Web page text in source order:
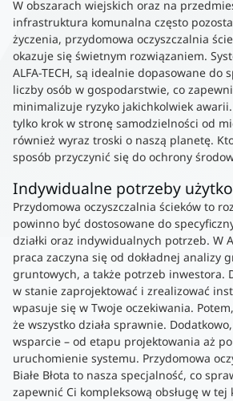
W obszarach wiejskich oraz na
infrastruktura komunalna często
życzenia, przydomowa oczyszczalnia
okazuje się świetnym rozwiązaniem.
ALFA-TECH, są idealnie dopasowane do
liczby osób w gospodarstwie, co
minimalizuje ryzyko jakichkolwiek
tylko krok w stronę samodzielności od
również wyraz troski o naszą planetę.
sposób przyczynić się do ochrony
Indywidualne potrzeby
Przydomowa oczyszczalnia ścieków to
powinno być dostosowane do
działki oraz indywidualnych potrzeb. W
praca zaczyna się od dokładnej analizy
gruntowych, a także potrzeb inwestora.
w stanie zaprojektować i zrealizować
wpasuje się w Twoje oczekiwania.
że wszystko działa sprawnie.
wsparcie – od etapu projektowania aż
uruchomienie systemu. Przydomowa
Białe Błota to nasza specjalność, co
zapewnić Ci kompleksową obsługę w tej